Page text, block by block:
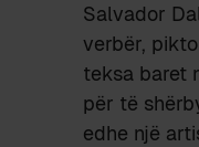
Salvador
verbër,
teksa baret
për të
edhe një